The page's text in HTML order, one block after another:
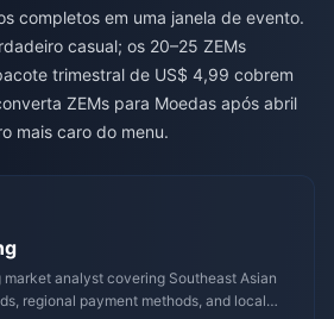
completos em uma janela de evento.
casual; os 20–25 ZEMs
trimestral de US$ 4,99 cobrem
ZEMs para Moedas após abril
mais caro do menu.
market analyst covering Southeast Asian
regional payment methods, and local